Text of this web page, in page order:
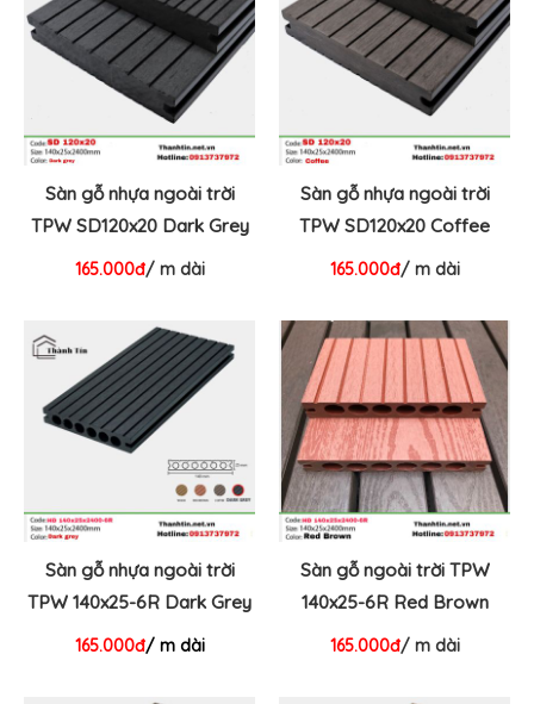
Sàn gỗ nhựa ngoài trời
TPW SD120x20 Dark Grey
165.000đ/ m dài
Sàn gỗ nhựa ngoài trời
TPW SD120x20 Coffee
165.000đ/ m dài
Sàn gỗ nhựa ngoài trời
TPW 140x25-6R Dark Grey
165.000đ/ m dài
Sàn gỗ ngoài trời TPW
140x25-6R Red Brown
165.000đ/ m dài